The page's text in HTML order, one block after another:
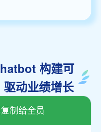
构建可
动业绩增长
制给全员